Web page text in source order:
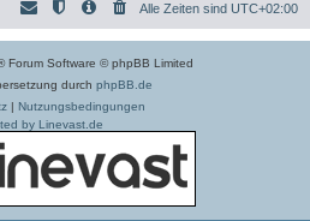
Alle Zeiten sind UTC+02:00
Forum Software © phpBB Limited
durch phpBB.de
| Nutzungsbedingungen
by Linevast.de